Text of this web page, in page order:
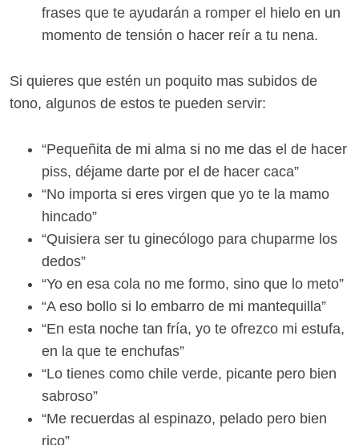
frases que te ayudarán a romper el hielo en un
momento de tensión o hacer reír a tu nena.
Si quieres que estén un poquito mas subidos de
tono, algunos de estos te pueden servir:
“Pequeñita de mi alma si no me das el de hacer
piss, déjame darte por el de hacer caca”
“No importa si eres virgen que yo te la mamo
hincado”
“Quisiera ser tu ginecólogo para chuparme los
dedos”
“Yo en esa cola no me formo, sino que lo meto”
“A eso bollo si lo embarro de mi mantequilla”
“En esta noche tan fría, yo te ofrezco mi estufa,
en la que te enchufas”
“Lo tienes como chile verde, picante pero bien
sabroso”
“Me recuerdas al espinazo, pelado pero bien
rico”